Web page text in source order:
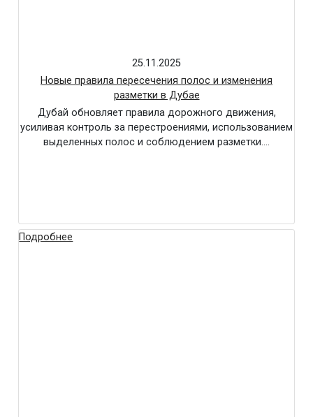
25.11.2025
Новые правила пересечения полос и изменения
разметки в Дубае
Дубай обновляет правила дорожного движения,
усиливая контроль за перестроениями, использованием
выделенных полос и соблюдением разметки….
Подробнее